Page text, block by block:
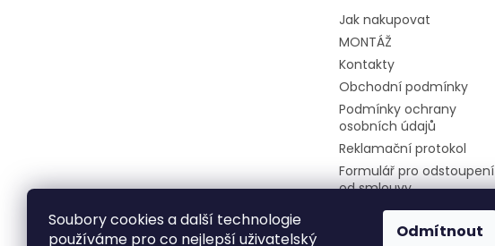
Soubory cookies a další technologie
používáme pro co nejlepší uživatelský
Odmítnout
Jak nakupovat
MONTÁŽ
Kontakty
Obchodní podmínky
Podmínky ochrany
osobních údajů
Reklamační protokol
Formulář pro odstoupení
od smlouvy